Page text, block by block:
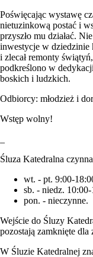
Poświęcając wystawę
nietuzinkową postać i
przyszło mu działać.
inwestycje w dziedzinie
i zlecał remonty
podkreślono w
boskich i ludzkich.
Odbiorcy: młodzież i
Wstęp wolny!
Śluza Katedralna
wt. - pt. 9:00-
sb. - niedz. 10:00-
pon. - nieczynne.
Wejście do Śluzy
pozostają zamknięte dla
W Śluzie Katedralnej